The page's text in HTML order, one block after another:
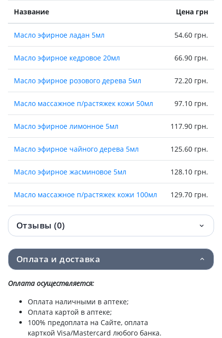
Название Цена грн
Масло эфирное ладан 5мл 54.60 грн.
Масло эфирное кедровое 20мл 66.90 грн.
Масло эфирное розового дерева 5мл 72.20 грн.
Масло массажное п/растяжек кожи 50мл 97.10 грн.
Масло эфирное лимонное 5мл 117.90 грн.
Масло эфирное чайного дерева 5мл 125.60 грн.
Масло эфирное жасминовое 5мл 128.10 грн.
Масло массажное п/растяжек кожи 100мл 129.70 грн.
Масло эфирное можжевеловое 5мл 130.40 грн.
Масло эфирное лимонное 10мл 133.30 грн.
Масло эфирное ванили 5мл
Масло эфирное чайного дерева 10мл
Масло эфирное мелиссовое 10мл
Отзывы (0)
Оплата и доставка
Оплата осуществляется:
Оплата наличными в аптеке;
Оплата картой в аптеке;
100% предоплата на Сайте, оплата
карткой Visa/Mastercard любого банка.